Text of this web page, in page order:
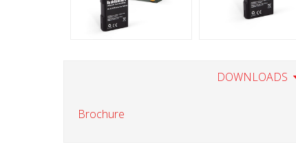
DOWNLOADS
Brochure